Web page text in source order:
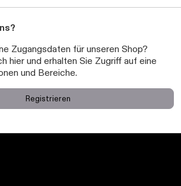
Zugangsdaten für unseren Shop?
hier und erhalten Sie Zugriff auf eine
und Bereiche.
Registrieren